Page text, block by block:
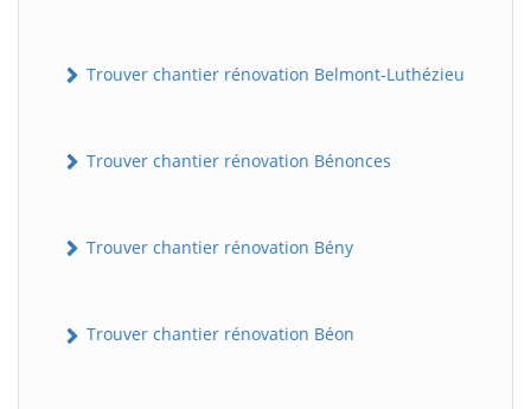
Trouver chantier rénovation Belmont-Luthézieu
Trouver chantier rénovation Bénonces
Trouver chantier rénovation Bény
Trouver chantier rénovation Béon